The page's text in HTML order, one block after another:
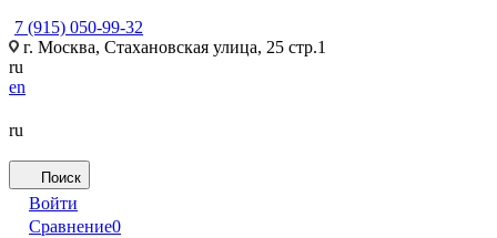
7 (915) 050-99-32
г. Москва, Стахановская улица, 25 стр.1
ru
en
ru
Поиск
Войти
Сравнение0